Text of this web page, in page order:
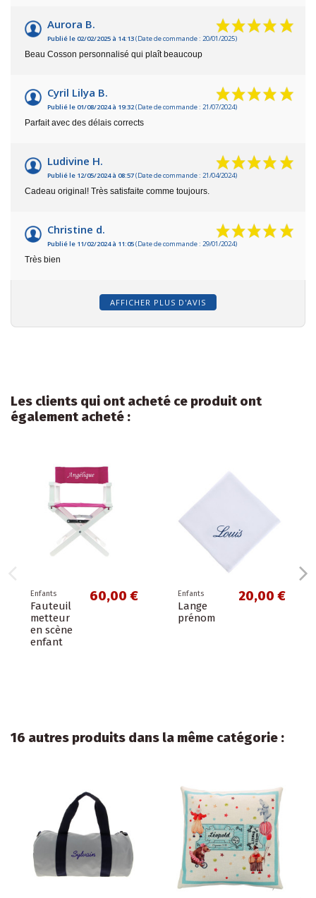
Aurora B.
Publié le 02/02/2025 à 14:13(Date de commande : 20/01/2025)
Beau Cosson personnalisé qui plaît beaucoup
Cyril Lilya B.
Publié le 01/08/2024 à 19:32(Date de commande : 21/07/2024)
Parfait avec des délais corrects
Ludivine H.
Publié le 12/05/2024 à 08:57(Date de commande : 21/04/2024)
Cadeau original! Très satisfaite comme toujours.
Christine d.
Publié le 11/02/2024 à 11:05(Date de commande : 29/01/2024)
Très bien
AFFICHER PLUS D'AVIS
Les clients qui ont acheté ce produit ont
également acheté :
Enfants
Fauteuil
metteur
en scène
enfant
60,00 € Enfants
Lange
prénom
20,00 €
16 autres produits dans la même catégorie :